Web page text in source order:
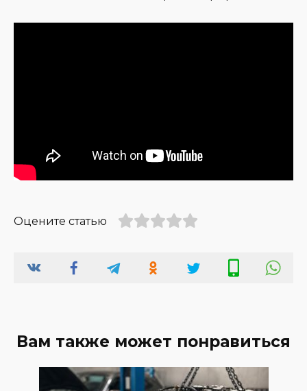
Оцените статью
Вам также может понравиться